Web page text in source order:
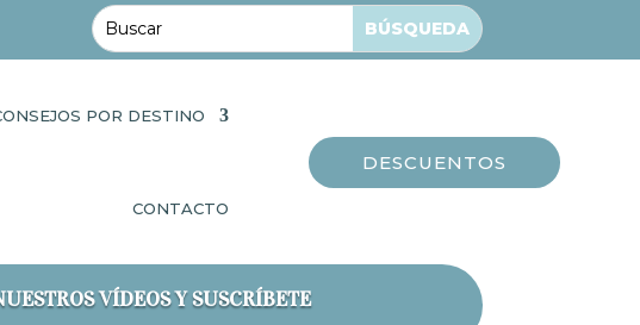
POR DESTINO
CONTACTO
DESCUENTOS
VÍDEOS Y SUSCRÍBETE